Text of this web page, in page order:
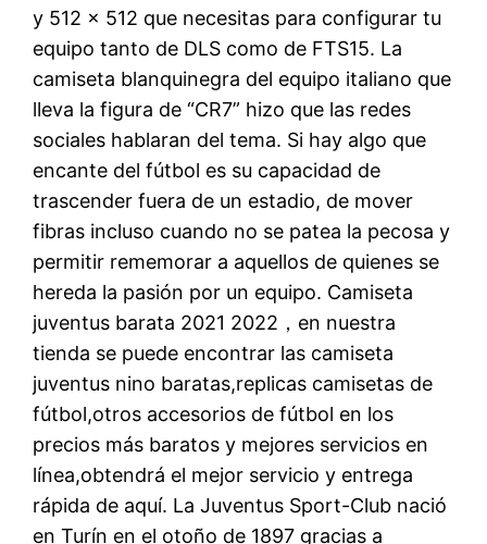
y 512 x 512 que necesitas para configurar tu
equipo tanto de DLS como de FTS15. La
camiseta blanquinegra del equipo italiano que
lleva la figura de “CR7” hizo que las redes
sociales hablaran del tema. Si hay algo que
encante del fútbol es su capacidad de
trascender fuera de un estadio, de mover
fibras incluso cuando no se patea la pecosa y
permitir rememorar a aquellos de quienes se
hereda la pasión por un equipo. Camiseta
juventus barata 2021 2022，en nuestra
tienda se puede encontrar las camiseta
juventus nino baratas,replicas camisetas de
fútbol,otros accesorios de fútbol en los
precios más baratos y mejores servicios en
línea,obtendrá el mejor servicio y entrega
rápida de aquí. La Juventus Sport-Club nació
en Turín en el otoño de 1897 gracias a